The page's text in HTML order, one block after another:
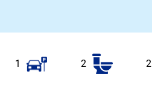
2
2
1